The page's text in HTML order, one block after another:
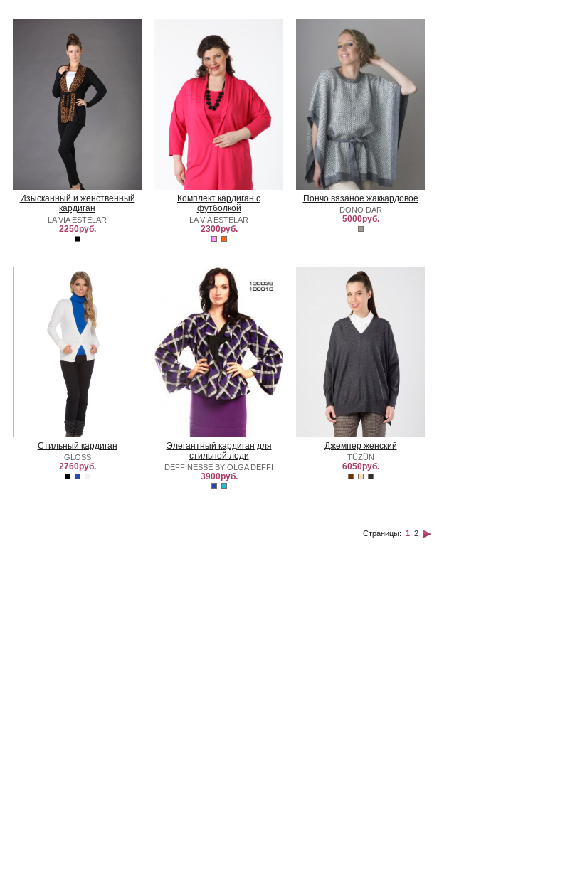
Изысканный и женственный
кардиган
LA VIA ESTELAR
2250руб.
Комплект кардиган с
футболкой
LA VIA ESTELAR
2300руб.
Пончо вязаное жаккардовое
DONO DAR
5000руб.
Стильный кардиган
GLOSS
2760руб.
Элегантный кардиган для
стильной леди
DEFFINESSE BY OLGA DEFFI
3900руб.
Джемпер женский
TÜZÜN
6050руб.
Страницы: 1 2